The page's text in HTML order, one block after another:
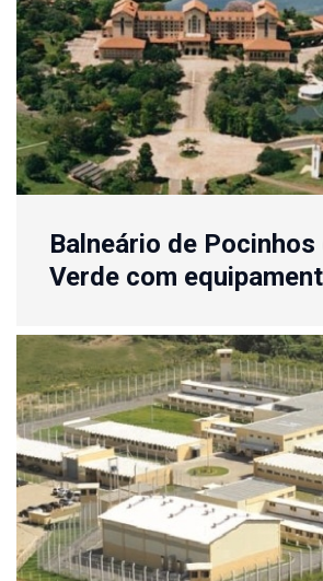
Balneário de Pocinhos
Verde com